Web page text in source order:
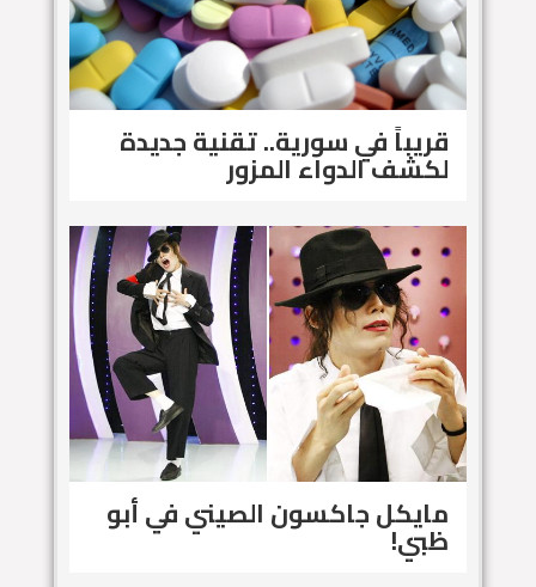
قريباً في سورية.. تقنية جديدة
لكشف الدواء المزور
مايكل جاكسون الصيني في أبو
ظبي!